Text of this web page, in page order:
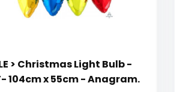
> Christmas Light Bulb -
104cm x 55cm - Anagram.